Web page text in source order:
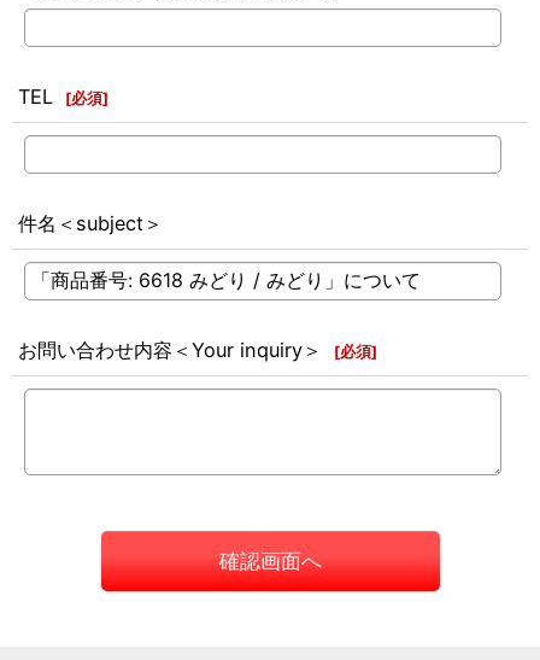
TEL [必須]
件名＜subject＞
お問い合わせ内容＜Your inquiry＞ [必須]
確認画面へ